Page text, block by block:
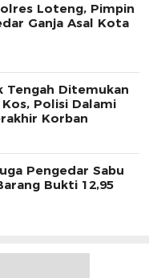
Loteng, Pimpin
Ganja Asal Kota
Tengah Ditemukan
Polisi Dalami
Korban
Pengedar Sabu
Bukti 12,95